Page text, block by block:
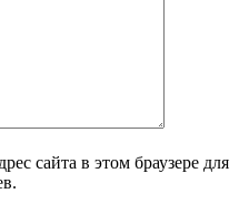
сайта в этом браузере для